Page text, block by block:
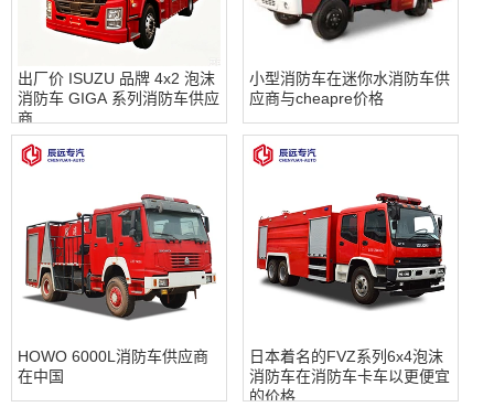
出厂价 ISUZU 品牌 4x2 泡沫
消防车 GIGA 系列消防车供应
商
小型消防车在迷你水消防车供
应商与cheapre价格
HOWO 6000L消防车供应商
在中国
日本着名的FVZ系列6x4泡沫
消防车在消防车卡车以更便宜
的价格